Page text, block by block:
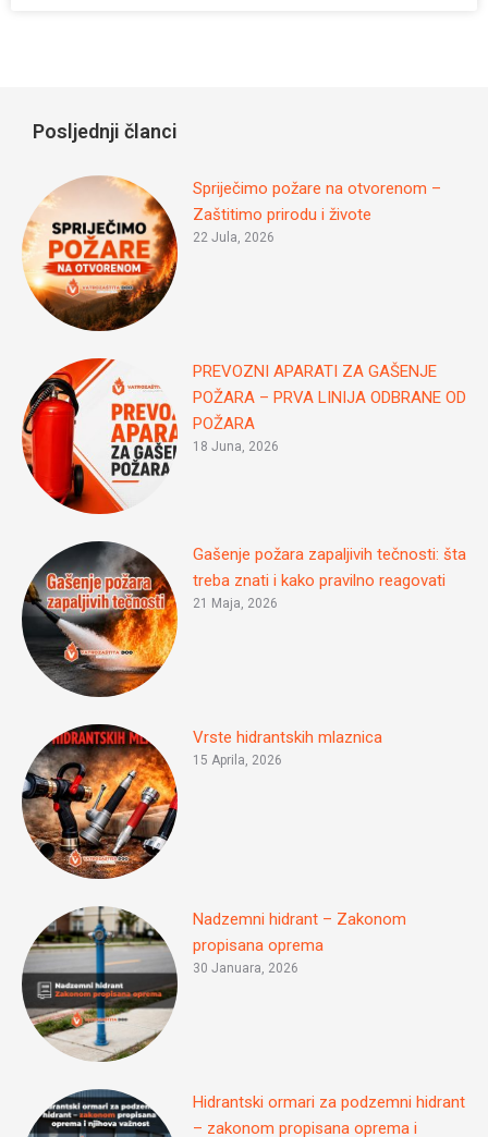
Posljednji članci
Spriječimo požare na otvorenom –
Zaštitimo prirodu i živote
22 Jula, 2026
PREVOZNI APARATI ZA GAŠENJE
POŽARA – PRVA LINIJA ODBRANE OD
POŽARA
18 Juna, 2026
Gašenje požara zapaljivih tečnosti: šta
treba znati i kako pravilno reagovati
21 Maja, 2026
Vrste hidrantskih mlaznica
15 Aprila, 2026
Nadzemni hidrant – Zakonom
propisana oprema
30 Januara, 2026
Hidrantski ormari za podzemni hidrant
– zakonom propisana oprema i